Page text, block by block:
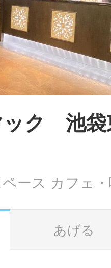
コピー
ック 池袋
ース カフェ
あげる
ポットに
導入を
地域ごとの
智頭